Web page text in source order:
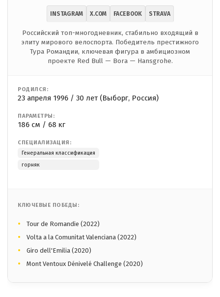
INSTAGRAM X.COM FACEBOOK STRAVA
Российский топ-многодневник, стабильно входящий в
элиту мирового велоспорта. Победитель престижного
Тура Романдии, ключевая фигура в амбициозном
проекте Red Bull — Bora — Hansgrohe.
РОДИЛСЯ:
23 апреля 1996 / 30 лет (Выборг, Россия)
ПАРАМЕТРЫ:
186 см / 68 кг
СПЕЦИАЛИЗАЦИЯ:
Генеральная классификация
горняк
КЛЮЧЕВЫЕ ПОБЕДЫ:
Tour de Romandie (2022)
Volta a la Comunitat Valenciana (2022)
Giro dell'Emilia (2020)
Mont Ventoux Dénivelé Challenge (2020)